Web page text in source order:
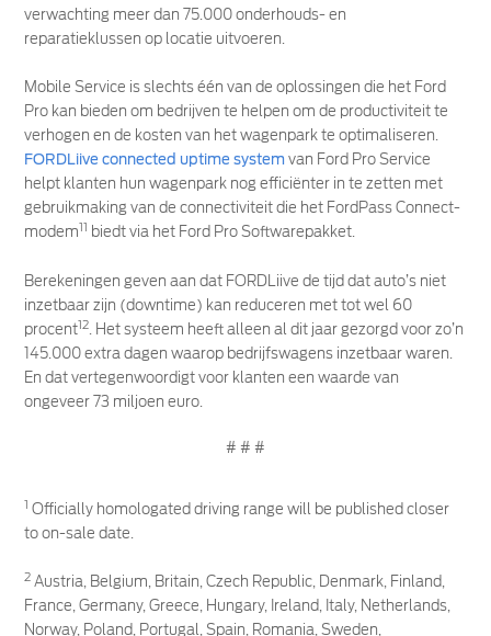
verwachting meer dan 75.000 onderhouds- en
reparatieklussen op locatie uitvoeren.
Mobile Service is slechts één van de oplossingen die het Ford
Pro kan bieden om bedrijven te helpen om de productiviteit te
verhogen en de kosten van het wagenpark te optimaliseren.
FORDLiive connected uptime system van Ford Pro Service
helpt klanten hun wagenpark nog efficiënter in te zetten met
gebruikmaking van de connectiviteit die het FordPass Connect-
modem11 biedt via het Ford Pro Softwarepakket.
Berekeningen geven aan dat FORDLiive de tijd dat auto’s niet
inzetbaar zijn (downtime) kan reduceren met tot wel 60
procent12. Het systeem heeft alleen al dit jaar gezorgd voor zo’n
145.000 extra dagen waarop bedrijfswagens inzetbaar waren.
En dat vertegenwoordigt voor klanten een waarde van
ongeveer 73 miljoen euro.
# # #
1 Officially homologated driving range will be published closer
to on-sale date.
2 Austria, Belgium, Britain, Czech Republic, Denmark, Finland,
France, Germany, Greece, Hungary, Ireland, Italy, Netherlands,
Norway, Poland, Portugal, Spain, Romania, Sweden,